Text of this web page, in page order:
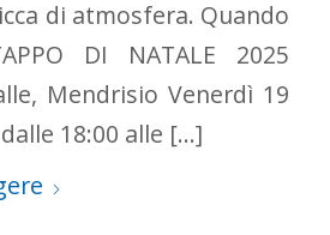
di atmosfera. Quando
DI NATALE 2025
Mendrisio Venerdì 19
18:00 alle […]